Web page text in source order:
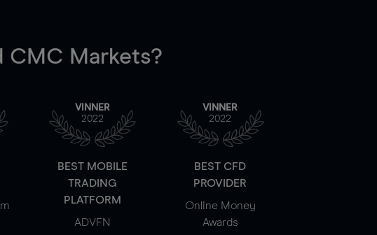
CMC Markets?
VINNER
2022
BEST MOBILE
TRADING
PLATFORM
ADVFN
VINNER
2022
BEST CFD
PROVIDER
Online Money
Awards